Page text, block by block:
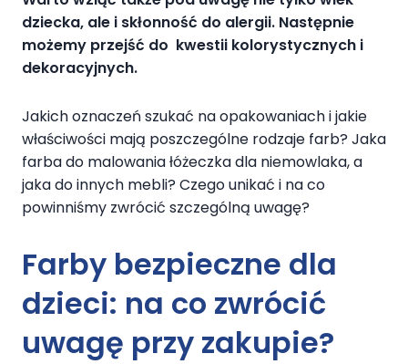
dziecka, ale i skłonność do alergii. Następnie
możemy przejść do kwestii kolorystycznych i
dekoracyjnych.
Jakich oznaczeń szukać na opakowaniach i jakie
właściwości mają poszczególne rodzaje farb? Jaka
farba do malowania łóżeczka dla niemowlaka, a
jaka do innych mebli? Czego unikać i na co
powinniśmy zwrócić szczególną uwagę?
Farby bezpieczne dla
dzieci: na co zwrócić
uwagę przy zakupie?